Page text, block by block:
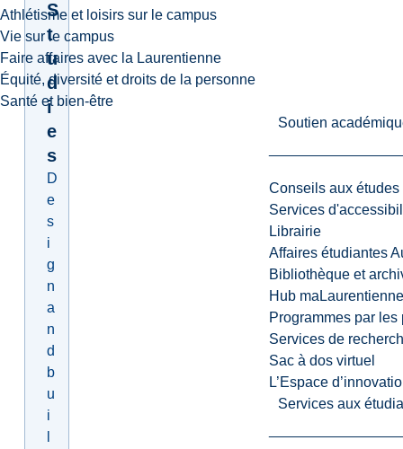
Athlétisme et loisirs sur le campus
Vie sur le campus
Faire affaires avec la Laurentienne
Équité, diversité et droits de la personne
Santé et bien-être
Soutien
Conseils aux études
Services
Librairie
Affaires étudiantes
Bibliothèque et
Hub maLaurentienne
Programmes par les
Services de
Sac à dos virtuel
L’Espace
Services aux
S
t
u
d
i
e
s
D
e
s
i
g
n
a
n
d
b
u
i